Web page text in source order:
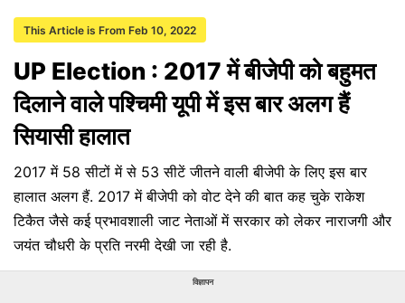
This Article is From Feb 10, 2022
UP Election : 2017 में बीजेपी को बहुमत
दिलाने वाले पश्चिमी यूपी में इस बार अलग हैं
सियासी हालात
2017 में 58 सीटों में से 53 सीटें जीतने वाली बीजेपी के लिए इस बार
हालात अलग हैं. 2017 में बीजेपी को वोट देने की बात कह चुके राकेश
टिकैत जैसे कई प्रभावशाली जाट नेताओं में सरकार को लेकर नाराजगी और
जयंत चौधरी के प्रति नरमी देखी जा रही है.
विज्ञापन